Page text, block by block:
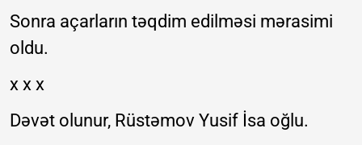
Sonra açarların təqdim edilməsi mərasimi
oldu.
x x x
Dəvət olunur, Rüstəmov Yusif İsa oğlu.